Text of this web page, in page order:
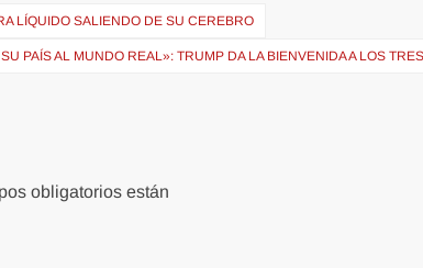
LÍQUIDO SALIENDO DE SU CEREBRO
PAÍS AL MUNDO REAL»: TRUMP DA LA BIENVENIDA A LOS
obligatorios están